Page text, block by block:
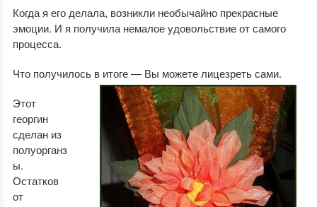
Когда я его делала, возникли необычайно прекрасные
эмоции. И я получила немалое удовольствие от самого
процесса.
Что получилось в итоге — Вы можете лицезреть сами.
Этот
георгин
сделан из
полуорганз
ы.
Остатков
от